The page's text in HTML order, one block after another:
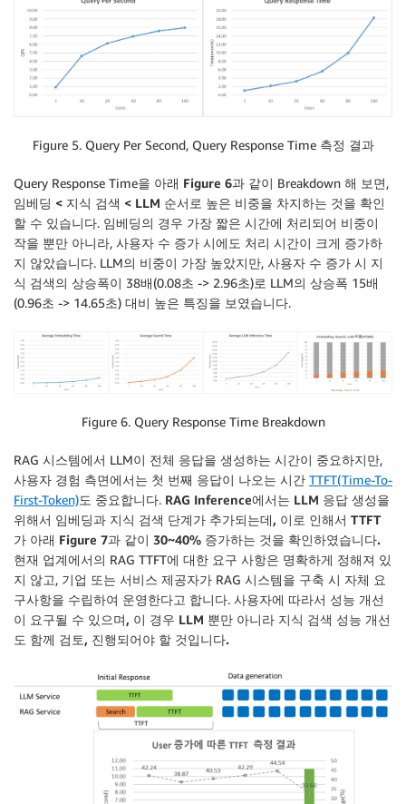
Figure 5. Query Per Second, Query Response Time 측정 결과
Query Response Time을 아래 Figure 6과 같이 Breakdown 해 보면,
임베딩 < 지식 검색 < LLM 순서로 높은 비중을 차지하는 것을 확인
할 수 있습니다. 임베딩의 경우 가장 짧은 시간에 처리되어 비중이
작을 뿐만 아니라, 사용자 수 증가 시에도 처리 시간이 크게 증가하
지 않았습니다. LLM의 비중이 가장 높았지만, 사용자 수 증가 시 지
식 검색의 상승폭이 38배(0.08초 -> 2.96초)로 LLM의 상승폭 15배
(0.96초 -> 14.65초) 대비 높은 특징을 보였습니다.
Figure 6. Query Response Time Breakdown
RAG 시스템에서 LLM이 전체 응답을 생성하는 시간이 중요하지만,
사용자 경험 측면에서는 첫 번째 응답이 나오는 시간 TTFT(Time-To-
First-Token)도 중요합니다. RAG Inference에서는 LLM 응답 생성을
위해서 임베딩과 지식 검색 단계가 추가되는데, 이로 인해서 TTFT
가 아래 Figure 7과 같이 30~40% 증가하는 것을 확인하였습니다.
현재 업계에서의 RAG TTFT에 대한 요구 사항은 명확하게 정해져 있
지 않고, 기업 또는 서비스 제공자가 RAG 시스템을 구축 시 자체 요
구사항을 수립하여 운영한다고 합니다. 사용자에 따라서 성능 개선
이 요구될 수 있으며, 이 경우 LLM 뿐만 아니라 지식 검색 성능 개선
도 함께 검토, 진행되어야 할 것입니다.